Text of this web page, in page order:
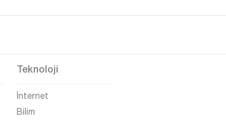
Teknoloji
İnternet
Bilim